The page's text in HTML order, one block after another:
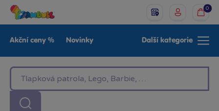
0
Akční ceny % Novinky
LEGO®
Další kategorie